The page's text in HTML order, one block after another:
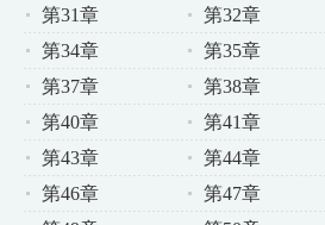
第31章
第32章
第34章
第35章
第37章
第38章
第40章
第41章
第43章
第44章
第46章
第47章